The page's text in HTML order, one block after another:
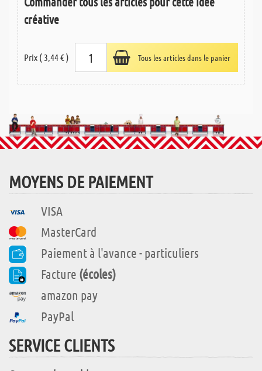
créative
Prix ( 3,44 € ) Tous les articles dans le panier
MOYENS DE PAIEMENT
VISA
MasterCard
Paiement à l'avance - particuliers
Facture (écoles)
amazon pay
PayPal
SERVICE CLIENTS